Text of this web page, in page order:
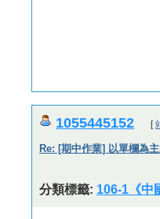
1055445152 [
Re: [期中作業] 以單欄為
分類標籤: 106-1《中